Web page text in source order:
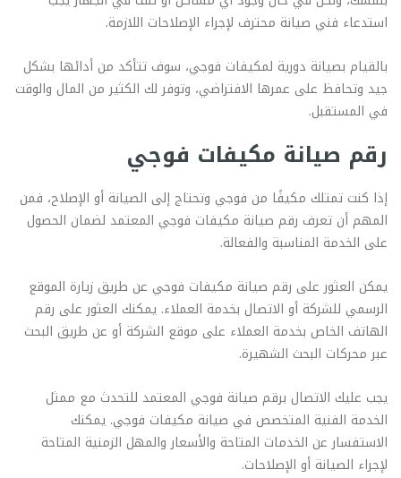
استدعاء فني صيانة محترف لإجراء الإصلاحات اللازمة.
بالقيام بصيانة دورية لمكيفات فوجي، سوف تتأكد من أدائها بشكل
جيد وتحافظ على عمرها الافتراضي، وتوفر لك الكثير من المال والوقت
في المستقبل.
رقم صيانة مكيفات فوجي
إذا كنت تمتلك مكيفًا من فوجي وتحتاج إلى الصيانة أو الإصلاح، فمن
المهم أن تعرف رقم صيانة مكيفات فوجي المعتمد لضمان الحصول
على الخدمة المناسبة والفعالة.
يمكن العثور على رقم صيانة مكيفات فوجي عن طريق زيارة الموقع
الرسمي للشركة أو الاتصال بخدمة العملاء. يمكنك العثور على رقم
الهاتف الخاص بخدمة العملاء على موقع الشركة أو عن طريق البحث
عبر محركات البحث الشهيرة.
يجب عليك الاتصال برقم صيانة فوجي المعتمد للتحدث مع ممثل
الخدمة الفنية المتخصص في صيانة مكيفات فوجي. يمكنك
الاستفسار عن الخدمات المتاحة والأسعار والمهل الزمنية المتاحة
لإجراء الصيانة أو الإصلاحات.